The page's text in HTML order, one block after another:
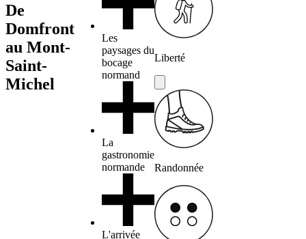
De
Domfront
au Mont-
Saint-
Michel
Les
paysages du
bocage
normand
La
gastronomie
normande
L'arrivée
Liberté
Randonnée